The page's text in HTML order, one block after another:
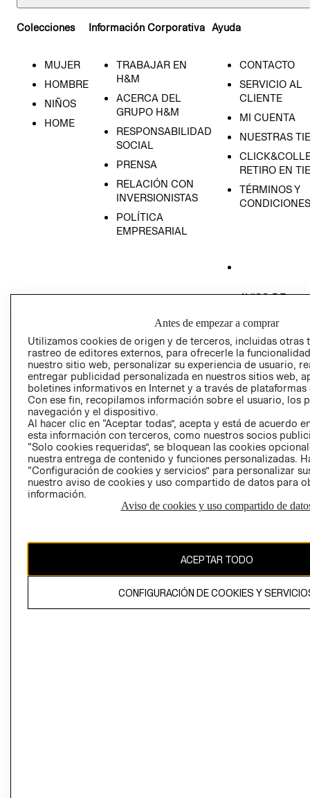
Colecciones
MUJER
HOMBRE
NIÑOS
HOME
Información Corporativa
TRABAJAR EN
H&M
ACERCA DEL
GRUPO H&M
RESPONSABILIDAD
SOCIAL
PRENSA
RELACIÓN CON
INVERSIONISTAS
POLÍTICA
EMPRESARIAL
Ayuda
CONTACTO
SERVICIO AL
CLIENTE
MI CUENTA
NUESTRAS
RETIRO EN
TÉRMINOS Y
CONDICIONES
AVISO DE
GIFT CARD
AVISO DE
Perú (S/)
CAMBIAR REGIÓN
propiedad de H&M Hennes & Mauritz AB
Antes de empezar a comprar
Utilizamos cookies de origen y de terceros, incluidas otras
rastreo de editores externos, para ofrecerle la
nuestro sitio web, personalizar su experiencia de usuario,
entregar publicidad personalizada en nuestros sitios web,
boletines informativos en Internet y a través de plataformas
Con ese fin, recopilamos información sobre el usuario, los
navegación y el dispositivo.
Al hacer clic en “Aceptar todas”, acepta y está de acuerdo
esta información con terceros, como nuestros socios
“Solo cookies requeridas”, se bloquean las cookies
nuestra entrega de contenido y funciones personalizadas.
“Configuración de cookies y servicios” para personalizar
nuestro aviso de cookies y uso compartido de datos para
información.
Aviso de cookies y uso compartido de
ACEPTAR TODO
CONFIGURACIÓN DE COOKIES Y